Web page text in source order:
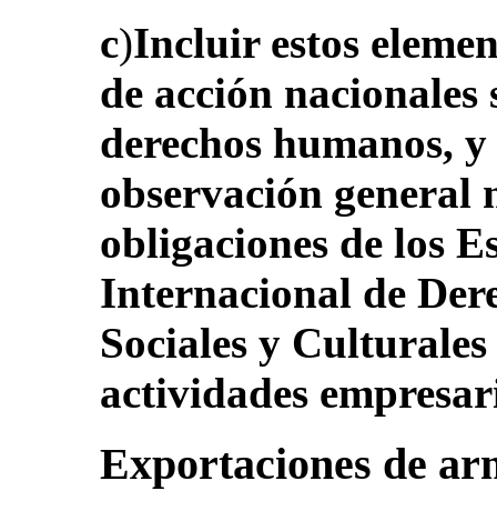
c)Incluir estos
de acción nacionales
derechos humanos,
observación general
obligaciones de los
Internacional de
Sociales y
actividades
Exportaciones de